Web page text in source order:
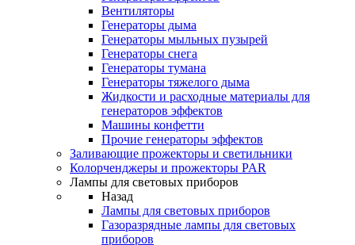
Вентиляторы
Генераторы дыма
Генераторы мыльных пузырей
Генераторы снега
Генераторы тумана
Генераторы тяжелого дыма
Жидкости и расходные материалы для
генераторов эффектов
Машины конфетти
Прочие генераторы эффектов
Заливающие прожекторы и светильники
Колорченджеры и прожекторы PAR
Лампы для световых приборов
Назад
Лампы для световых приборов
Газоразрядные лампы для световых
приборов